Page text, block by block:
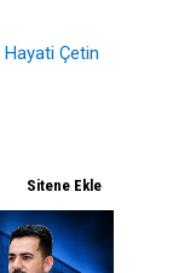
Hayati Çetin